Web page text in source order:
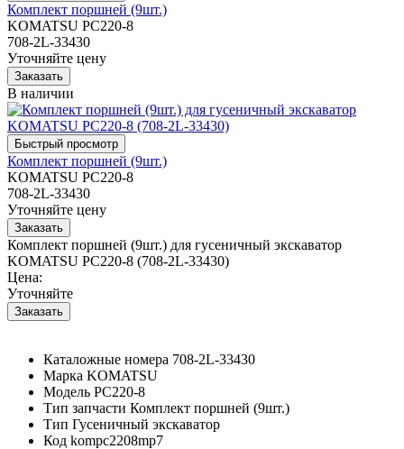
Комплект поршней (9шт.)
KOMATSU PC220-8
708-2L-33430
Уточняйте цену
В наличии
Комплект поршней (9шт.)
KOMATSU PC220-8
708-2L-33430
Уточняйте цену
Комплект поршней (9шт.) для гусеничный экскаватор
KOMATSU PC220-8 (708-2L-33430)
Цена:
Уточняйте
Каталожные номера 708-2L-33430
Марка KOMATSU
Модель PC220-8
Тип запчасти Комплект поршней (9шт.)
Тип Гусеничный экскаватор
Код kompc2208mp7